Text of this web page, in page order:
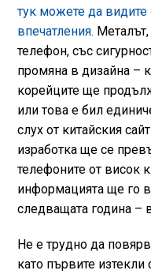
тук можете да
впечатления.
телефон, със
промяна в дизайна –
корейците ще
или това е бил
слух от китайския сайт
изработка ще се
телефоните от висок
информацията ще го
следващата година –
Не е трудно да
като първите